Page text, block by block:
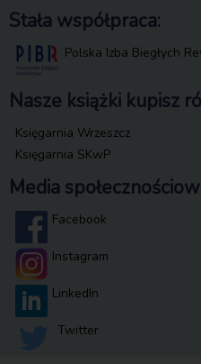
Stała współpraca:
Polska Izba Biegłych
Nasze książki kupisz
Księgarnia Wrzeszcz
Księgarnia SKwP
Media
Facebook
Instagram
LinkedIn
Twitter